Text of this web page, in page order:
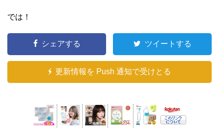
では！
シェアする ツイートする
更新情報を Push 通知で受けとる